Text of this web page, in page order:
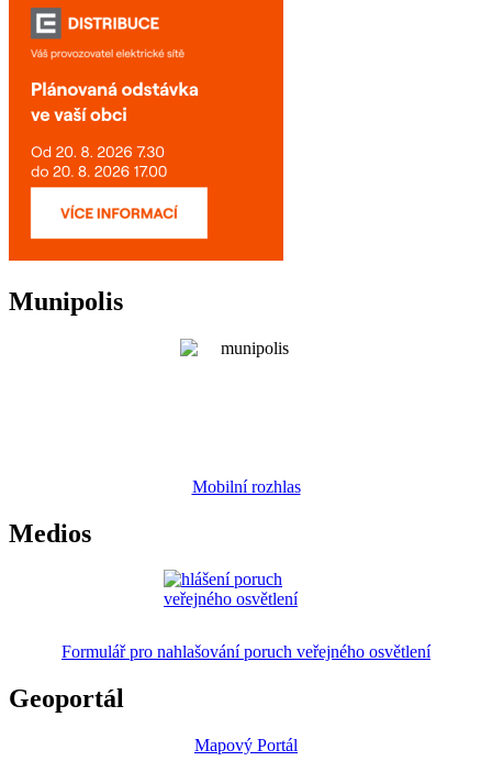
Munipolis
Mobilní rozhlas
Medios
Formulář pro nahlašování poruch veřejného osvětlení
Geoportál
Mapový Portál